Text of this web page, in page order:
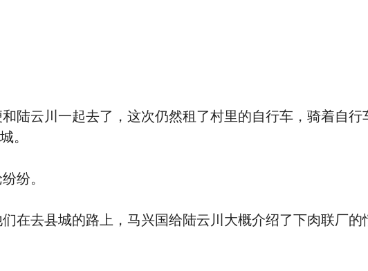
云川一起去了，这次仍然租了村里的自行车，骑着自行
。
纷。
去县城的路上，马兴国给陆云川大概介绍了下肉联厂的